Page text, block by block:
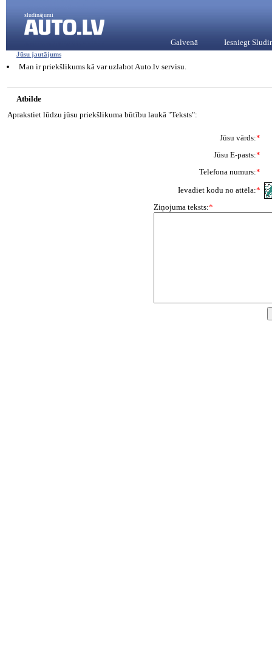
sludinājumi
Galvenā Iesniegt
Jūsu jautājums
Man ir priekšlikums kā var uzlabot Auto.lv servisu.
Atbilde
Aprakstiet lūdzu jūsu priekšlikuma būtību laukā "Teksts":
Jūsu vārds:*
Jūsu E-pasts:*
Telefona numurs:*
Ievadiet kodu no attēla:*
Ziņojuma teksts:*